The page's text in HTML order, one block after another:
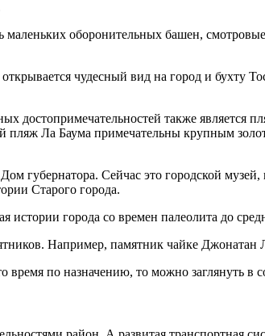
маленьких оборонительных башен,
чудесный вид на город и бухту
достопримечательностей также
пляж Ла Баума примечательны крупным
губернатора. Сейчас это городской
Старого города.
истории города со времен палеолита до
Например, памятник чайке
время по назначению, то можно